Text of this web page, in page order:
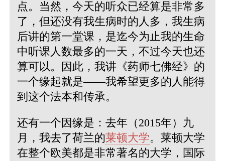
点。当然，今天的听众已经算是非常多
了，但还没有我生病时的人多，我生病
后讲的第一堂课，是迄今为止我的生命
中听课人数最多的一天，不过今天也还
算可以。因此，我讲《药师七佛经》的
一个缘起就是——我希望更多的人能得
到这个法本和传承。
还有一个因缘是：去年（2015年）九
月，我去了荷兰的莱顿大学。莱顿大学
在整个欧美都是非常著名的大学，国际